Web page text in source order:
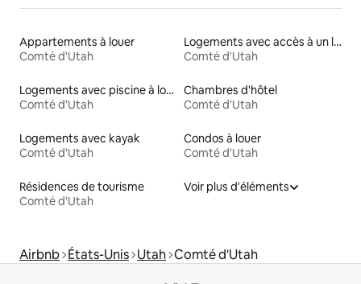
Appartements à louer
Comté d'Utah
Logements avec accès à un lac
Comté d'Utah
Logements avec piscine à louer
Comté d'Utah
Chambres d'hôtel
Comté d'Utah
Logements avec kayak
Comté d'Utah
Condos à louer
Comté d'Utah
Résidences de tourisme
Comté d'Utah
Voir plus d'éléments
Airbnb États-Unis Utah Comté d'Utah